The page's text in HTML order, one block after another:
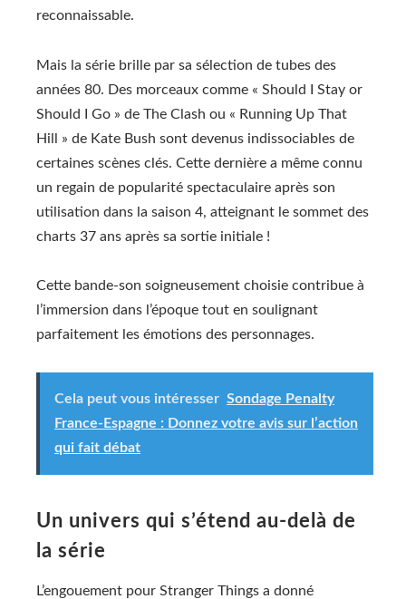
reconnaissable.
Mais la série brille par sa sélection de tubes des
années 80. Des morceaux comme « Should I Stay or
Should I Go » de The Clash ou « Running Up That
Hill » de Kate Bush sont devenus indissociables de
certaines scènes clés. Cette dernière a même connu
un regain de popularité spectaculaire après son
utilisation dans la saison 4, atteignant le sommet des
charts 37 ans après sa sortie initiale !
Cette bande-son soigneusement choisie contribue à
l’immersion dans l’époque tout en soulignant
parfaitement les émotions des personnages.
Cela peut vous intéresser Sondage Penalty
France-Espagne : Donnez votre avis sur l’action
qui fait débat
Un univers qui s’étend au-delà de
la série
L’engouement pour Stranger Things a donné